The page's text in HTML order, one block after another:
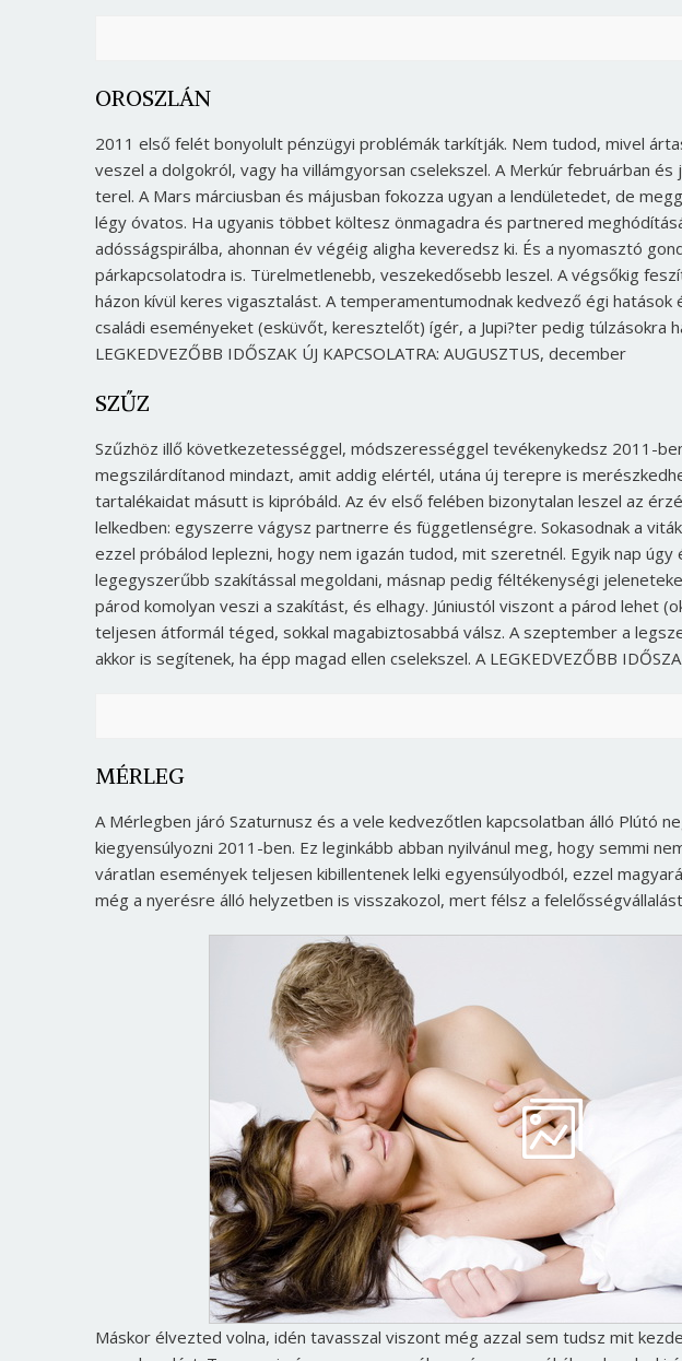
OROSZLÁN
2011 első felét bonyolult pénzügyi problémák tarkítják. Nem tudod, mivel
veszel a dolgokról, vagy ha villámgyorsan cselekszel. A Merkúr februárban
terel. A Mars márciusban és májusban fokozza ugyan a lendületedet, de
légy óvatos. Ha ugyanis többet költesz önmagadra és partnered
adósságspirálba, ahonnan év végéig aligha keveredsz ki. És a nyomasztó
párkapcsolatodra is. Türelmetlenebb, veszekedősebb leszel. A végsőkig
házon kívül keres vigasztalást. A temperamentumodnak kedvező égi hatások
családi eseményeket (eskü­vőt, keresztelőt) ígér, a Jupi?ter pedig túlzásokra
LEGKEDVEZŐBB IDŐSZAK ÚJ KAPCSOLATRA: AUGUSZTUS, december
SZŰZ
Szűzhöz illő következetességgel, módszerességgel tevékenykedsz 2011-
megszilárdítanod mindazt, amit addig elértél, utána új terepre is
tartalékaidat másutt is kipróbáld. Az év első felében bizonytalan leszel az
lelkedben: egyszerre vágysz partnerre és függetlenségre. Sokasodnak a
ezzel próbálod leplezni, hogy nem igazán tudod, mit szeretnél. Egyik nap
legegyszerűbb szakítással megoldani, másnap pedig féltékenységi
párod komolyan veszi a szakítást, és elhagy. Júniustól viszont a párod lehet
teljesen átformál téged, sokkal magabiztosabbá válsz. A szeptember a
akkor is segítenek, ha épp magad ellen cselekszel. A LEGKEDVEZŐBB
MÉRLEG
A Mérlegben járó Szaturnusz és a vele kedvezőtlen kapcsolatban álló Plútó
kiegyensúlyozni 2011-ben. Ez leginkább abban nyilvánul meg, hogy semmi
váratlan események teljesen kibillentenek lelki egyensúlyodból, ezzel
még a nyerésre álló helyzetben is visszakozol, mert félsz a
Máskor élvezted volna, idén tavasszal viszont még azzal sem tudsz mit